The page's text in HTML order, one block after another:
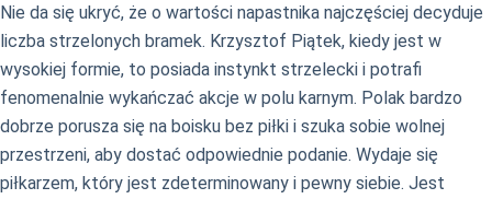
Nie da się ukryć, że o wartości napastnika najczęściej decyduje
liczba strzelonych bramek. Krzysztof Piątek, kiedy jest w
wysokiej formie, to posiada instynkt strzelecki i potrafi
fenomenalnie wykańczać akcje w polu karnym. Polak bardzo
dobrze porusza się na boisku bez piłki i szuka sobie wolnej
przestrzeni, aby dostać odpowiednie podanie. Wydaje się
piłkarzem, który jest zdeterminowany i pewny siebie. Jest